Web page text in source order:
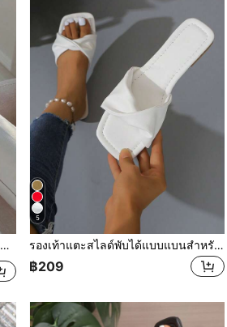
5
รองเท้าแตะสไลด์พับได้แบบแบนสำหรับผู้หญิง พื้นแบน รองเท้าแตะสำหรับใส่กลางแจ้ง สีขาว พื้นสีเหลือง หัวเหลี่ยม
฿209